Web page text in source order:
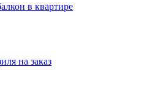
в квартире
на заказ